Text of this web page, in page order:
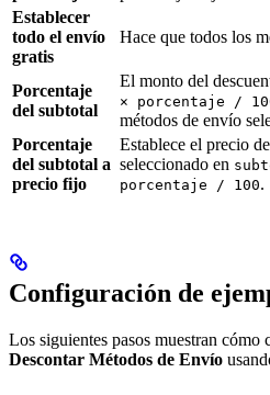
Establecer
todo el envío
gratis
Hace que todos los
Porcentaje
del subtotal
El monto del
× porcentaje /
métodos de envío
Porcentaje
del subtotal a
precio fijo
Establece el precio
seleccionado en
porcentaje / 100.
Configuración de
Los siguientes pasos muestran cómo
Descontar Métodos de Envío